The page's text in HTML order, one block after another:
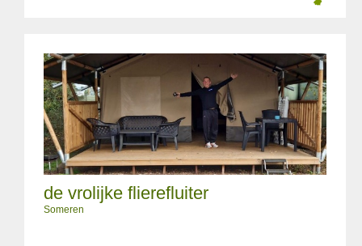
de vrolijke flierefluiter
Someren